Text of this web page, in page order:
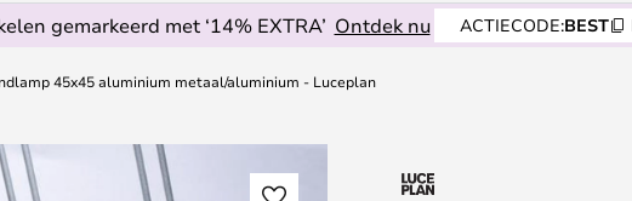
gemarkeerd met ‘14% EXTRA’ Ontdek nu ACTIECODE:BEST
45x45 aluminium metaal/aluminium - Luceplan